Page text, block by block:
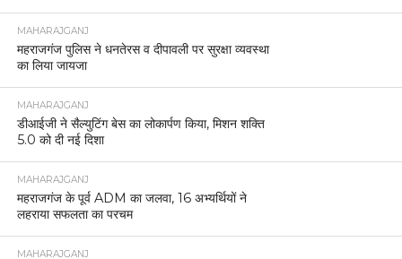
MAHARAJGANJ
महराजगंज पुलिस ने धनतेरस व दीपावली पर सुरक्षा व्यवस्था
का लिया जायजा
MAHARAJGANJ
डीआईजी ने सैल्युटिंग बेस का लोकार्पण किया, मिशन शक्ति
5.0 को दी नई दिशा
MAHARAJGANJ
महराजगंज के पूर्व ADM का जलवा, 16 अभ्यर्थियों ने
लहराया सफलता का परचम
MAHARAJGANJ